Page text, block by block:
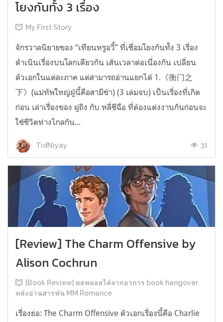
โยงกันทั้ง 3 เรื่อง
My First Story
จักรวาลนิยายของ “เทียนหรูอวี้” ที่เชื่อมโยงกันทั้ง 3 เรื่อง
ดำเนินเรื่องบนโลกเดียวกัน เส้นเวลาต่อเนื่องกัน เปลี่ยน
ตัวเอกในแต่ละภาค แต่สามารถอ่านแยกได้ 1.《衡门之
下》(แม่ทัพใหญ่ผู้นี้คือสามีข้า) (3 เล่มจบ) เป็นเรื่องที่เกิด
ก่อน เล่าเรื่องของ ฝูถิง กับ หลี่ชีฉือ ที่ต้องแต่งงานกันก่อนจะ
ใช้ชีวิตห่างไกลกัน...
TidNiyay 31
[Review] The Charm Offensive by
Alison Cochrun
[Book Review] ผลพลอยได้จากอาการ book hangover
หลังอ่านสารพัน MM Romance
เรื่องย่อ: The Charm Offensive ตัวเอกเรื่องนี้คือ Charlie